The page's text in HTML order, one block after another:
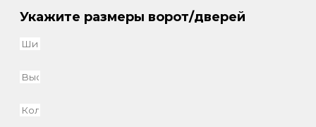
Укажите размеры ворот/дверей